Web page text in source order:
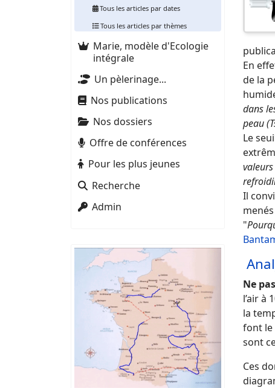
Tous les articles par dates
Tous les articles par thèmes
Marie, modèle d'Ecologie
intégrale
Un pèlerinage...
Nos publications
Nos dossiers
Offre de conférences
Pour les plus jeunes
Recherche
Admin
En
de la
dans
peau
Le
Il
"
Ne
l’air à
la
font le
sont
Ces